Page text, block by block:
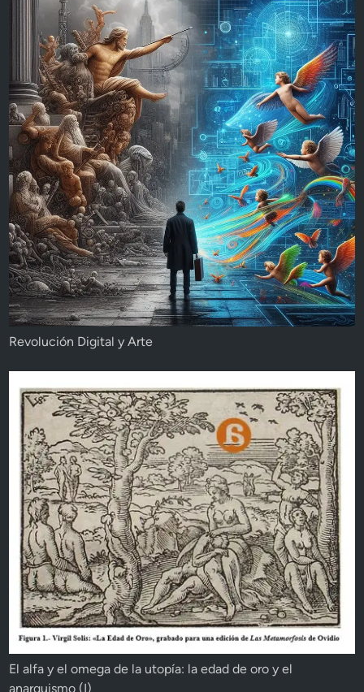
Revolución Digital y Arte
El alfa y el omega de la utopía: la edad de oro y el
anarquismo (I)